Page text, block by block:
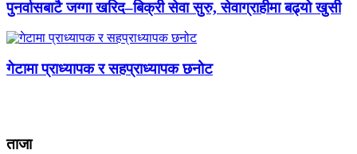
पुनर्वासबाटै जग्गा खरिद–बिक्री सेवा सुरु, सेवाग्राहीमा बढ्यो खुसी
गेटामा प्राध्यापक र सहप्राध्यापक छनोट
ताजा